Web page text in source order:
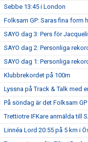
Sebbe 13:45 i London
Folksam GP: Saras fina form
SAYO dag 3: Pers för
SAYO dag 2: Personliga
SAYO dag 1: Personliga
Klubbrekordet på 100m
Lyssna på Track & Talk med
På söndag är det Folksam
Trettiotre IFKare anmälda till
Linnéa Lord 20:55 på 5 km i